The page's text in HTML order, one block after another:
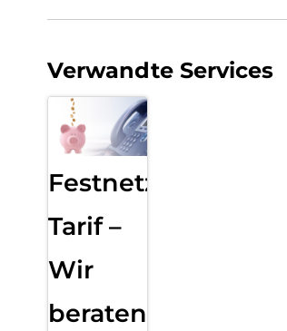
Verwandte Services
Festnetz
Tarif –
Wir
beraten